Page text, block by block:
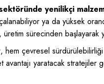
yenilikçi
ya da yüksek
sürecinden
, hem çevresel
yaratacak stratejiler